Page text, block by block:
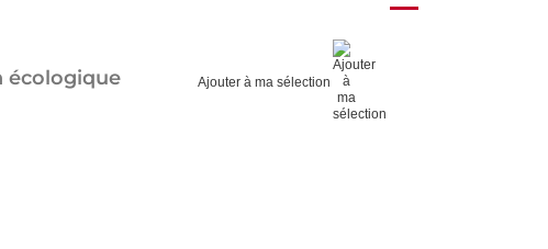
écologique Ajouter à ma sélection